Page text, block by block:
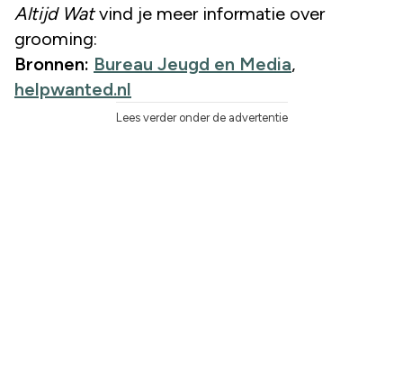
Altijd Watvind je meer informatie over
grooming:
Bronnen: Bureau Jeugd en Media,
helpwanted.nl
Lees verder onder de advertentie